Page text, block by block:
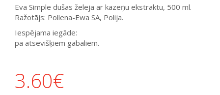
Eva Simple dušas želeja ar kazeņu ekstraktu, 500 ml.
Ražotājs: Pollena-Ewa SA, Polija.
Iespējama iegāde:
pa atsevišķiem gabaliem.
3.60€